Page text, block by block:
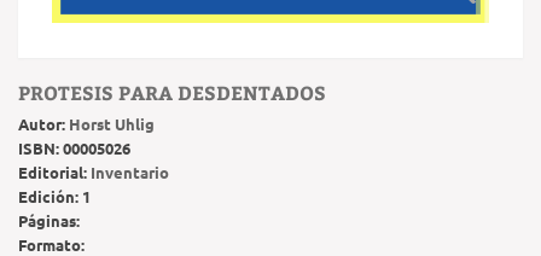
PROTESIS PARA DESDENTADOS
Autor: Horst Uhlig
ISBN:00005026
Editorial: Inventario
Edición: 1
Páginas:
Formato: